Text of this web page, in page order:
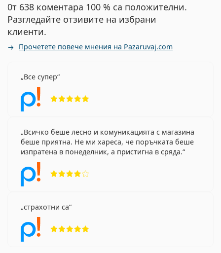
0т 638 коментара 100 % са положителни.
Разгледайте отзивите на избрани
клиенти.
Прочетете повече мнения на Pazaruvaj.com
Все супер
Всичко беше лесно и комуникацията с магазина
беше приятна. Не ми хареса, че поръчката беше
изпратена в понеделник, а пристигна в сряда.
страхотни са